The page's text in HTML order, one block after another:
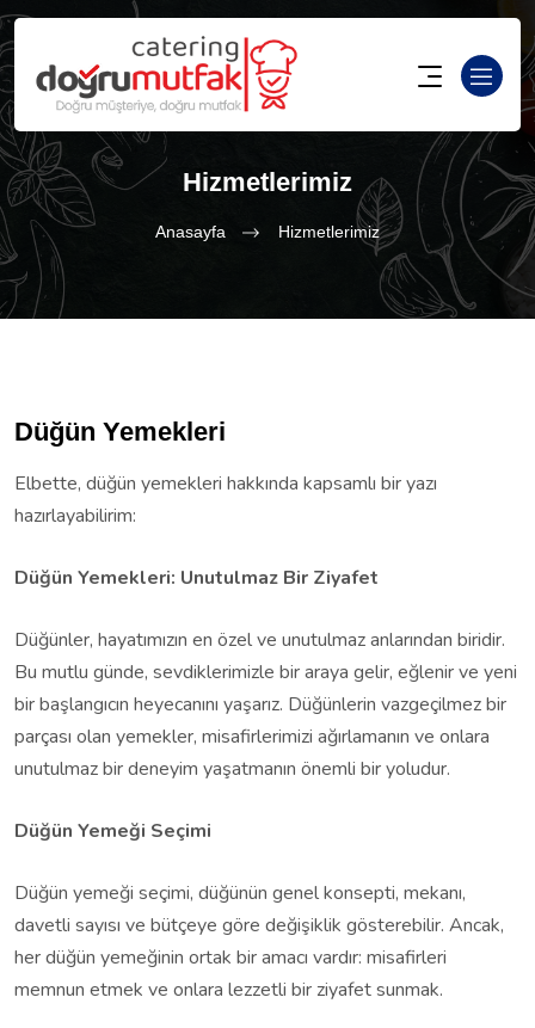
Hizmetlerimiz
Anasayfa Hizmetlerimiz
Düğün Yemekleri
Elbette, düğün yemekleri hakkında kapsamlı bir yazı
hazırlayabilirim:
Düğün Yemekleri: Unutulmaz Bir Ziyafet
Düğünler, hayatımızın en özel ve unutulmaz anlarından biridir.
Bu mutlu günde, sevdiklerimizle bir araya gelir, eğlenir ve yeni
bir başlangıcın heyecanını yaşarız. Düğünlerin vazgeçilmez bir
parçası olan yemekler, misafirlerimizi ağırlamanın ve onlara
unutulmaz bir deneyim yaşatmanın önemli bir yoludur.
Düğün Yemeği Seçimi
Düğün yemeği seçimi, düğünün genel konsepti, mekanı,
davetli sayısı ve bütçeye göre değişiklik gösterebilir. Ancak,
her düğün yemeğinin ortak bir amacı vardır: misafirleri
memnun etmek ve onlara lezzetli bir ziyafet sunmak.